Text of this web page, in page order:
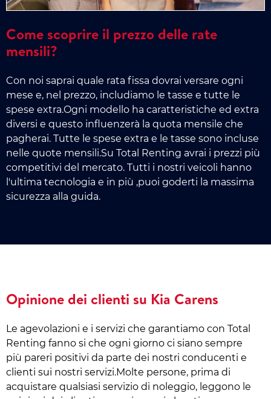
Come scoprire il prezzo delle rate
mensili?
Con noi saprai quale rata fissa dovrai versare ogni
mese e, nel prezzo, includiamo le tasse e tutte le
spese extra.Ogni modello ha caratteristiche ed extra
diversi e questo influenzerà la quota mensile che
pagherai. Tutte le spese extra e le tasse sono incluse
nelle quote mensili.Su Total Renting avrai i prezzi più
competitivi del mercato. Tutti i nostri veicoli hanno
l'ultima tecnologia e in più ,puoi goderti la massima
sicurezza alla guida.
Opinione dei clienti su Kia Carens
Le agevolazioni e i servizi che garantiamo con Total
Renting fanno si che ogni giorno ci siano sempre
più pareri positivi da parte dei nostri conducenti e
clienti sui nostri servizi.Molte persone, prima di
acquistare qualsiasi servizio di noleggio, leggono le